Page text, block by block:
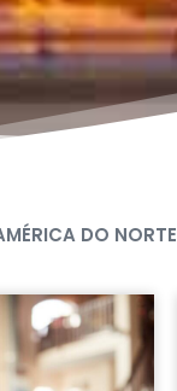
DO NORTE